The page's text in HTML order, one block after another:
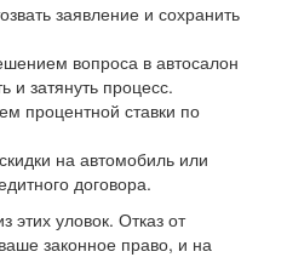
заявление и сохранить
вопроса в автосалон
и затянуть процесс.
процентной ставки по
на автомобиль или
договора.
этих уловок. Отказ от
законное право, и на